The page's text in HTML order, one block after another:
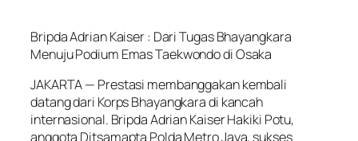
Bripda Adrian Kaiser : Dari Tugas Bhayangkara
Menuju Podium Emas Taekwondo di Osaka
JAKARTA — Prestasi membanggakan kembali
datang dari Korps Bhayangkara di kancah
internasional. Bripda Adrian Kaiser Hakiki Potu,
anggota Ditsamapta Polda Metro Jaya, sukses